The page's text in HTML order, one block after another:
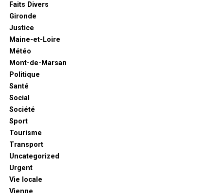
Faits Divers
Gironde
Justice
Maine-et-Loire
Météo
Mont-de-Marsan
Politique
Santé
Social
Société
Sport
Tourisme
Transport
Uncategorized
Urgent
Vie locale
Vienne